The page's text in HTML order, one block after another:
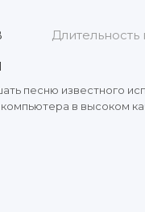
Длительность
песню известного
в высоком